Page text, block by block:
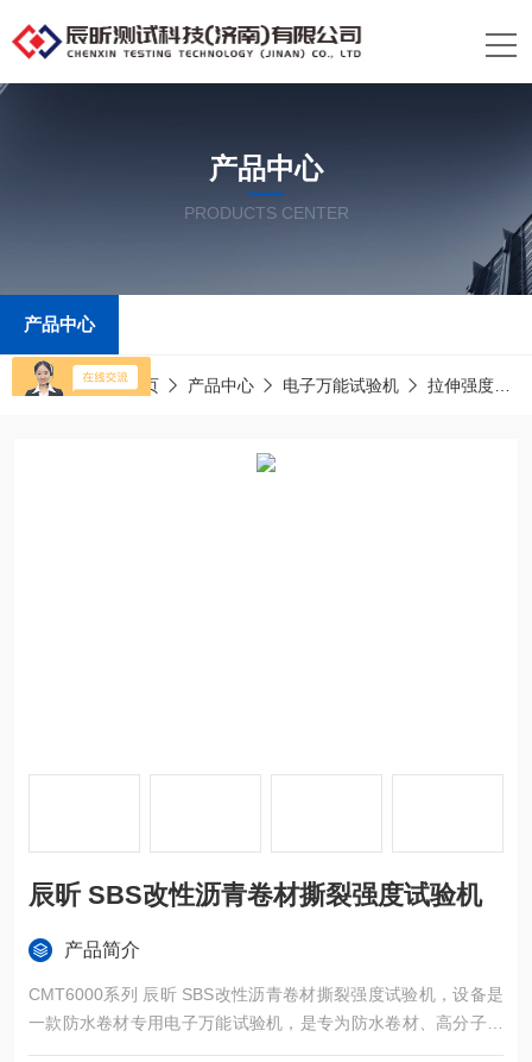
产品中心
PRODUCTS CENTER
产品中心
当前位置：首页 产品中心 电子万能试验机 拉伸强度试验机
辰昕 SBS改性沥青卷材撕裂强度试验机
产品简介
CMT6000系列 辰昕 SBS改性沥青卷材撕裂强度试验机，设备是
一款防水卷材专用电子万能试验机，是专为防水卷材、高分子防
水材料、土工布等材料设计的高精度力学检测设备。设备采用微